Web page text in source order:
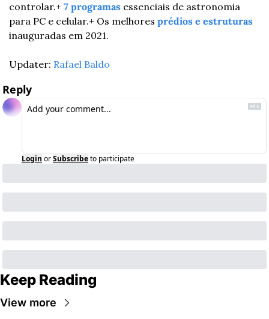
controlar.+ 7 programas essenciais de astronomia
para PC e celular.+ Os melhores prédios e estruturas
inauguradas em 2021.
Updater: Rafael Baldo
Reply
Login orSubscribeto participate
Keep Reading
View more